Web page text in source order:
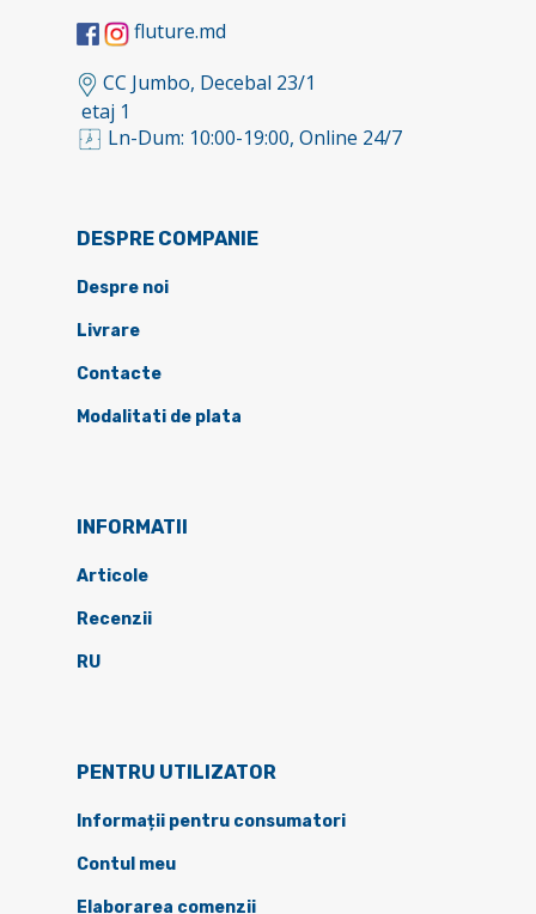
fluture.md
CC Jumbo, Decebal 23/1
etaj 1
Ln-Dum: 10:00-19:00, Online 24/7
DESPRE COMPANIE
Despre noi
Livrare
Contacte
Modalitati de plata
INFORMATII
Articole
Recenzii
RU
PENTRU UTILIZATOR
Informații pentru consumatori
Contul meu
Elaborarea comenzii